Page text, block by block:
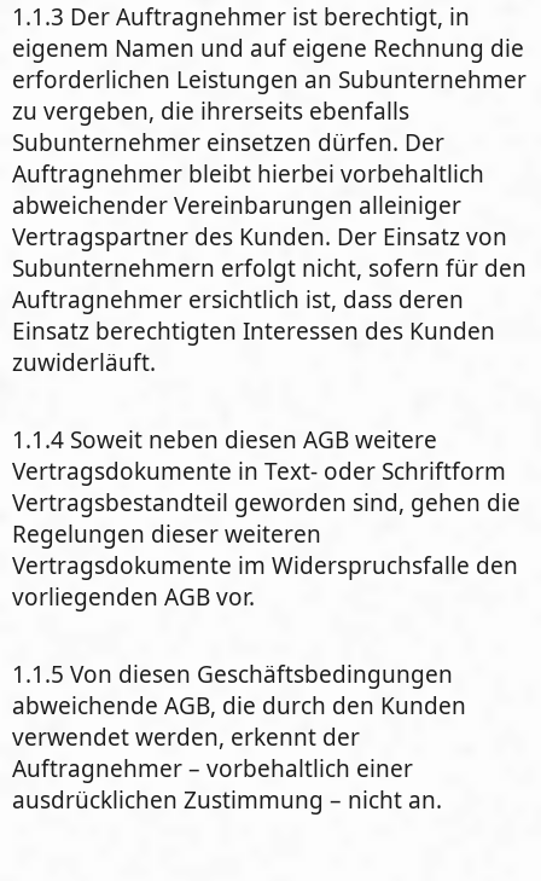
1.1.3 Der Auftragnehmer ist berechtigt, in
eigenem Namen und auf eigene Rechnung die
erforderlichen Leistungen an Subunternehmer
zu vergeben, die ihrerseits ebenfalls
Subunternehmer einsetzen dürfen. Der
Auftragnehmer bleibt hierbei vorbehaltlich
abweichender Vereinbarungen alleiniger
Vertragspartner des Kunden. Der Einsatz von
Subunternehmern erfolgt nicht, sofern für den
Auftragnehmer ersichtlich ist, dass deren
Einsatz berechtigten Interessen des Kunden
zuwiderläuft.
1.1.4 Soweit neben diesen AGB weitere
Vertragsdokumente in Text- oder Schriftform
Vertragsbestandteil geworden sind, gehen die
Regelungen dieser weiteren
Vertragsdokumente im Widerspruchsfalle den
vorliegenden AGB vor.
1.1.5 Von diesen Geschäftsbedingungen
abweichende AGB, die durch den Kunden
verwendet werden, erkennt der
Auftragnehmer – vorbehaltlich einer
ausdrücklichen Zustimmung – nicht an.